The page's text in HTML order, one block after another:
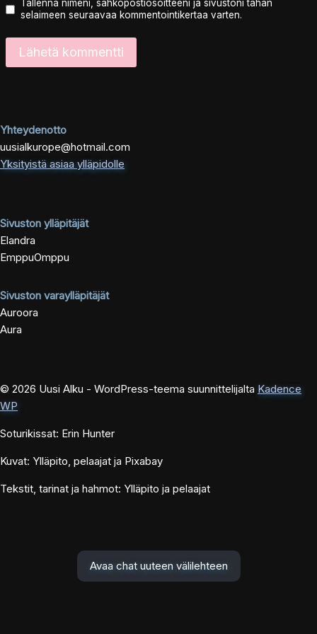
Tallenna nimeni, sähköpostiosoitteeni ja sivustoni tähän
selaimeen seuraavaa kommentointikertaa varten.
Yhteydenotto
uusialkurope@hotmail.com
Yksityistä asiaa ylläpidolle
Sivuston ylläpitäjät
Elandra
EmppuOmppu
Sivuston varaylläpitäjät
Auroora
Aura
© 2026 Uusi Alku - WordPress-teema suunnittelijalta Kadence
WP
Soturikissat: Erin Hunter
Kuvat: Ylläpito, pelaajat ja Pixabay
Tekstit, tarinat ja hahmot: Ylläpito ja pelaajat
Avaa chat uuteen välilehteen